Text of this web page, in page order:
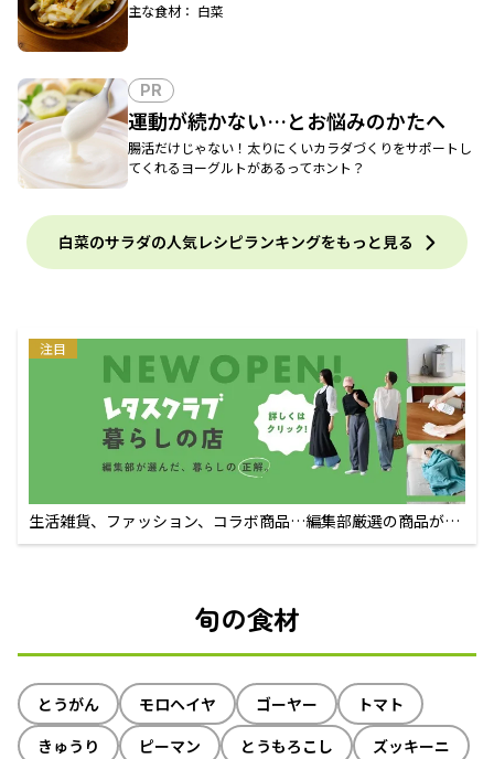
主な食材： 白菜
PR
運動が続かない…とお悩みのかたへ
腸活だけじゃない！太りにくいカラダづくりをサポートし
てくれるヨーグルトがあるってホント？
白菜のサラダの人気レシピランキングをもっと見る
注目
生活雑貨、ファッション、コラボ商品…編集部厳選の商品が買
えるECサイト
旬の食材
とうがん モロヘイヤ ゴーヤー
トマト
きゅうり
ピーマン とうもろこし ズッキーニ